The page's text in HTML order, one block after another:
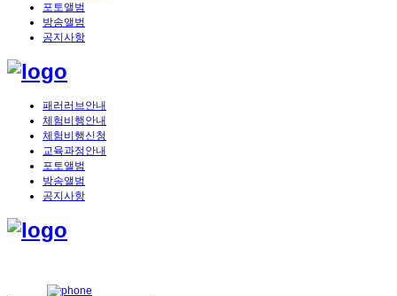
포토앨범
방송앨범
공지사항
패러러브안내
체험비행안내
체험비행신청
교육과정안내
포토앨범
방송앨범
공지사항